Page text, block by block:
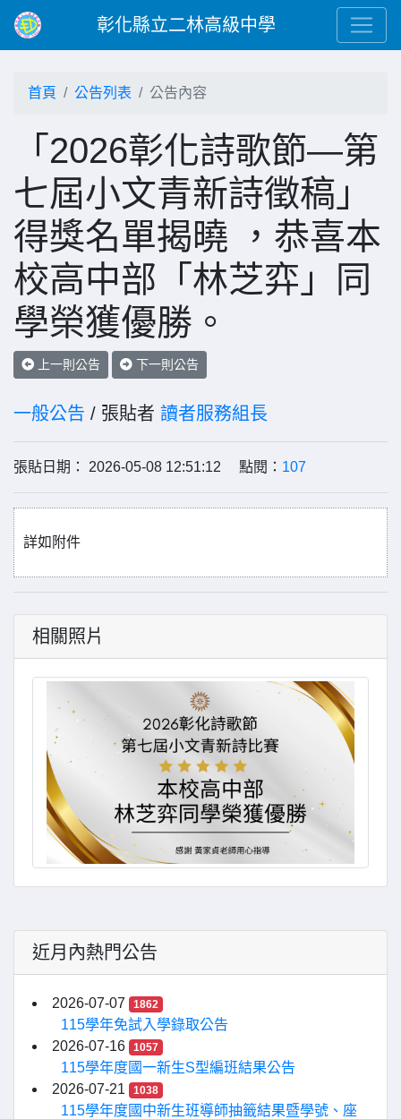
彰化縣立二林高級中學
首頁 公告列表 公告內容
「2026彰化詩歌節—第
七屆小文青新詩徵稿」
得獎名單揭曉 ，恭喜本
校高中部「林芝弈」同
學榮獲優勝。
上一則公告 下一則公告
一般公告 / 張貼者 讀者服務組長
張貼日期： 2026-05-08 12:51:12 點閱： 107
詳如附件
相關照片
近月內熱門公告
2026-07-07 1862
115學年免試入學錄取公告
2026-07-16
1057
115學年度國一新生S型編班結果公告
2026-07-21
1038
115學年度國中新生班導師抽籤結果暨學號、座